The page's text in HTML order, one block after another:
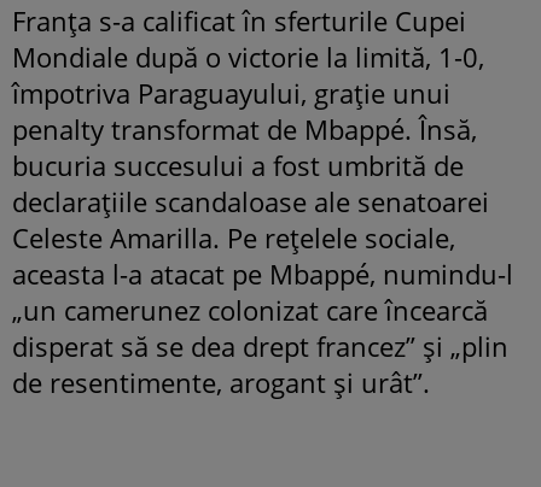
Franța s-a calificat în sferturile Cupei
Mondiale după o victorie la limită, 1-0,
împotriva Paraguayului, grație unui
penalty transformat de Mbappé. Însă,
bucuria succesului a fost umbrită de
declarațiile scandaloase ale senatoarei
Celeste Amarilla. Pe rețelele sociale,
aceasta l-a atacat pe Mbappé, numindu-l
„un camerunez colonizat care încearcă
disperat să se dea drept francez” și „plin
de resentimente, arogant și urât”.